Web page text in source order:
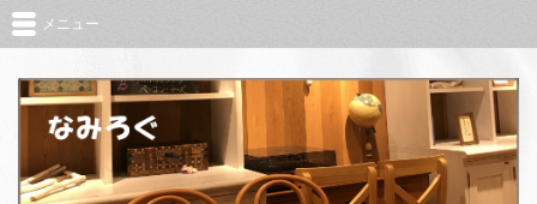
メニュー